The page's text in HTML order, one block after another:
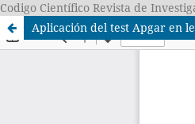
Codigo Científico Revista de
Aplicación del test Apgar en